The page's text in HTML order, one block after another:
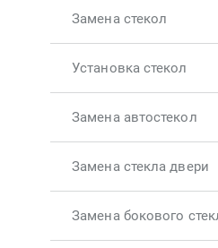
Замена стекол
Установка стекол
Замена автостекол
Замена стекла двери
Замена бокового